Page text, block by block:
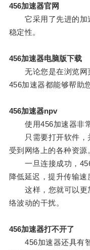
456加速器官网
它采用了先进的加
稳定性。
456加速器电脑版下载
无论您是在浏览网
456加速器都能够帮助
456加速器npv
使用456加速器非常
只需要打开软件，
受到网络上的各种资源
一旦连接成功，456
降低延迟，提升传输速
这样，您就可以更
络波动的干扰。
456加速器打不开了
456加速器还具有智